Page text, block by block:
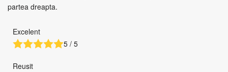
partea dreapta.
Excelent
5 / 5
Reusit